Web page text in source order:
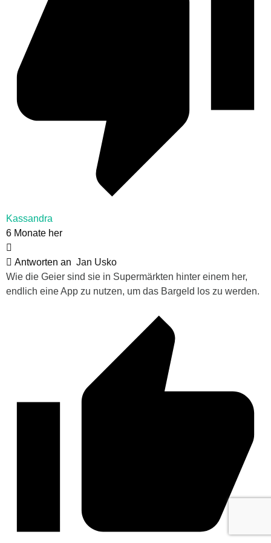
Kassandra
6 Monate her
Antworten an Jan Usko
Wie die Geier sind sie in Supermärkten hinter einem her,
endlich eine App zu nutzen, um das Bargeld los zu werden.